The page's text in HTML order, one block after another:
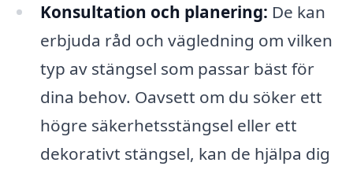
Konsultation och planering: De kan
erbjuda råd och vägledning om vilken
typ av stängsel som passar bäst för
dina behov. Oavsett om du söker ett
högre säkerhetsstängsel eller ett
dekorativt stängsel, kan de hjälpa dig